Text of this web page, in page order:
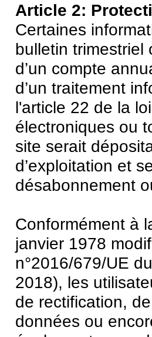
Article 2:
Certaines
bulletin trimestriel
d’un compte
d’un traitement
l'article 22 de la
électroniques ou
site serait
d’exploitation et
désabonnement
Conformément à
janvier 1978
n°2016/679/UE
2018), les
de rectification,
données ou